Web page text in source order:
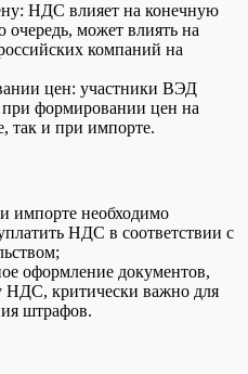
НДС влияет на конечную
очередь, может влиять на
компаний на
цен: участники ВЭД
формировании цен на
так и при импорте.
импорте необходимо
НДС в соответствии с
оформление документов,
НДС, критически важно для
штрафов.